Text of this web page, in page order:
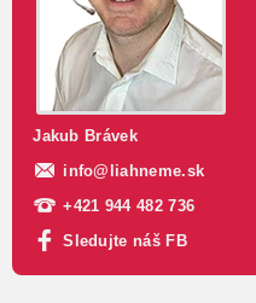
Jakub Brávek
info@ liahneme.sk
+421 944 482 736
Sledujte náš FB